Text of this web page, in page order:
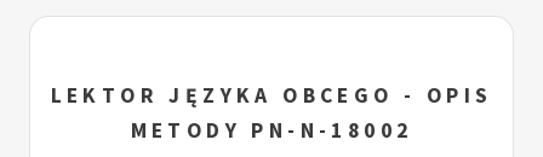
LEKTOR JĘZYKA OBCEGO - OPIS
METODY PN-N-18002